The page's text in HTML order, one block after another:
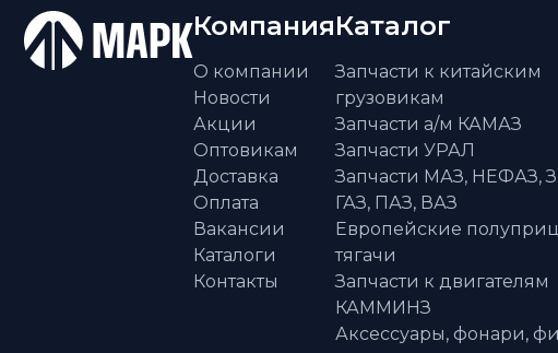
Компания
О компании
Новости
Акции
Оптовикам
Доставка
Оплата
Вакансии
Каталоги
Контакты
Каталог
Запчасти к китайским
грузовикам
Запчасти а/м КАМАЗ
Запчасти УРАЛ
Запчасти МАЗ, НЕФАЗ,
ГАЗ, ПАЗ, ВАЗ
Европейские
тягачи
Запчасти к двигателям
КАММИНЗ
Аксессуары, фонари,